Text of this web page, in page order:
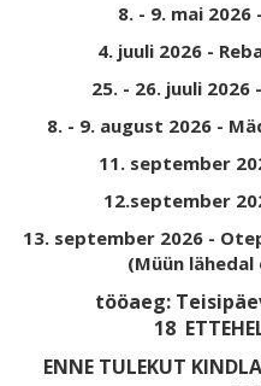
8. - 9. mai
4. juuli 2026 -
25. - 26. juuli
8. - 9. august 2026 -
11. september
12.september
13. september 2026 -
(Müün
tööaeg:
18
ENNE TULEKUT